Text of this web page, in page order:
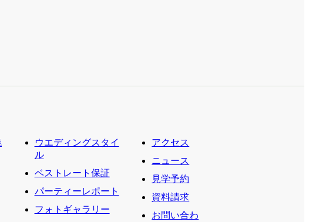
ウエディングスタイ
ル
ベストレート保証
パーティーレポート
フォトギャラリー
アクセス
ニュース
見学予約
資料請求
お問い合わ